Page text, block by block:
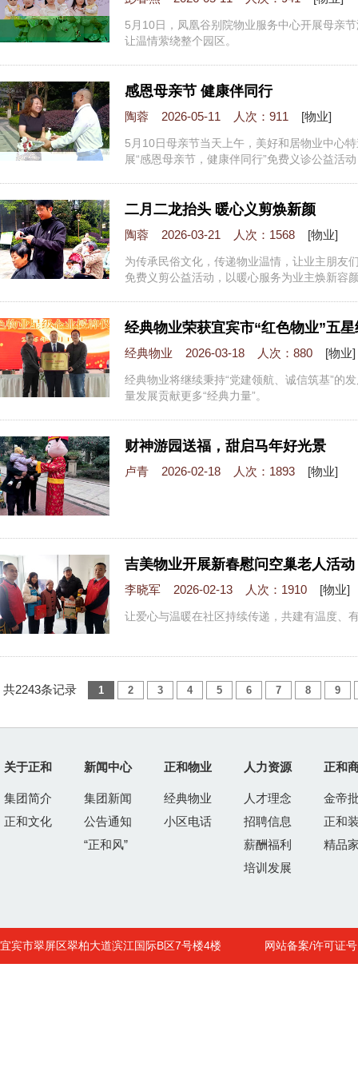
5月10日，凤凰谷别院物业服务中心开展母亲
让温情萦绕整个园区。
感恩母亲节 健康伴同行
陶蓉 2026-05-11 人次：911 [物业]
5月10日母亲节当天上午，美好和居物业中心
展“感恩母亲节，健康伴同行”免费义诊公益活
二月二龙抬头 暖心义剪焕新颜
陶蓉 2026-03-21 人次：1568 [物业]
为传承民俗文化，传递物业温情，让业主朋友
免费义剪公益活动，以暖心服务为业主焕新容
经典物业 2026-03-18 人次：880 [物业]
经典物业将继续秉持“党建领航、诚信筑基”的
量发展贡献更多“经典力量”。
财神游园送福，甜启马年好光景
卢青 2026-02-18 人次：1893 [物业]
吉美物业开展新春慰问空巢老人活动
李晓军 2026-02-13 人次：1910 [物业]
让爱心与温暖在社区持续传递，共建有温度、
共2243条记录 1 2 3 4 5 6 7 8 9
关于正和
集团简介
正和文化
新闻中心
集团新闻
公告通知
“正和风”
正和物业
经典物业
小区电话
人力资源
人才理念
招聘信息
薪酬福利
培训发展
正和
金帝
正和
精品
宜宾市翠屏区翠柏大道滨江国际B区7号楼4楼 网站备案/许可证